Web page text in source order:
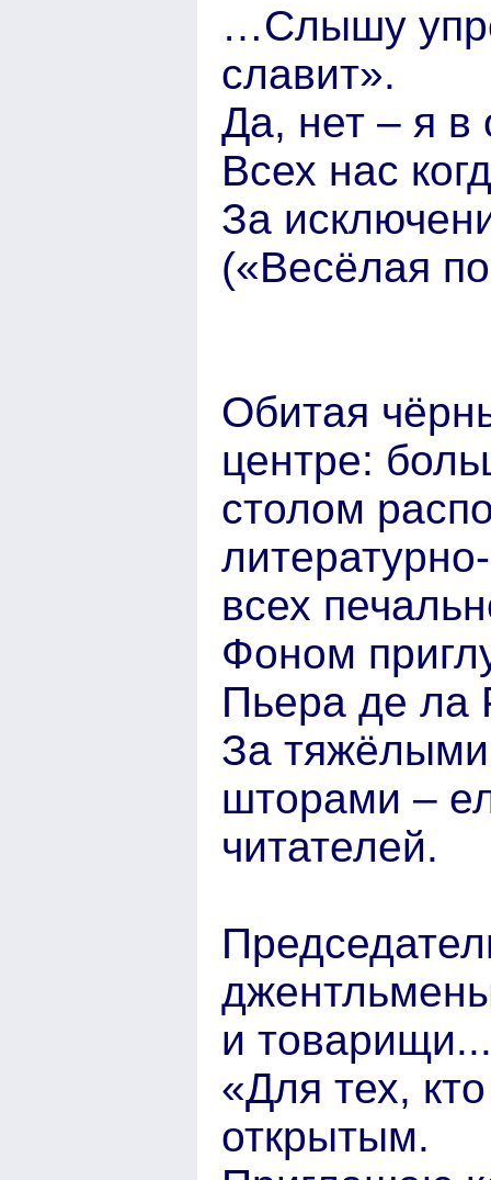
…Слышу
славит».
Да, нет – я в
Всех нас
За
(«Весёлая
Обитая
центре:
столом
всех
Фоном
Пьера де ла
За
шторами –
читателей.
и
«Для тех,
открытым.